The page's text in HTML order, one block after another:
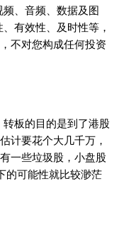
、音频、数据及图
有效性、及时性等，
不对您构成任何投资
转板的目的是到了港股
计要花个大几千万，
一些垃圾股，小盘股
的可能性就比较渺茫